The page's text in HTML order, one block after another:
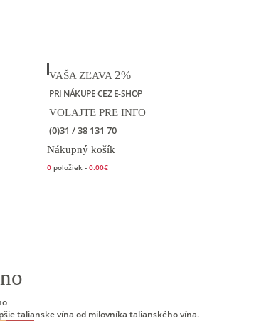
VAŠA ZĽAVA 2%
PRI NÁKUPE CEZ E-SHOP
VOLAJTE PRE INFO
(0)31 / 38 131 70
Nákupný košík
0 položiek - 0.00€
talianske vína od milovníka talianského vína.